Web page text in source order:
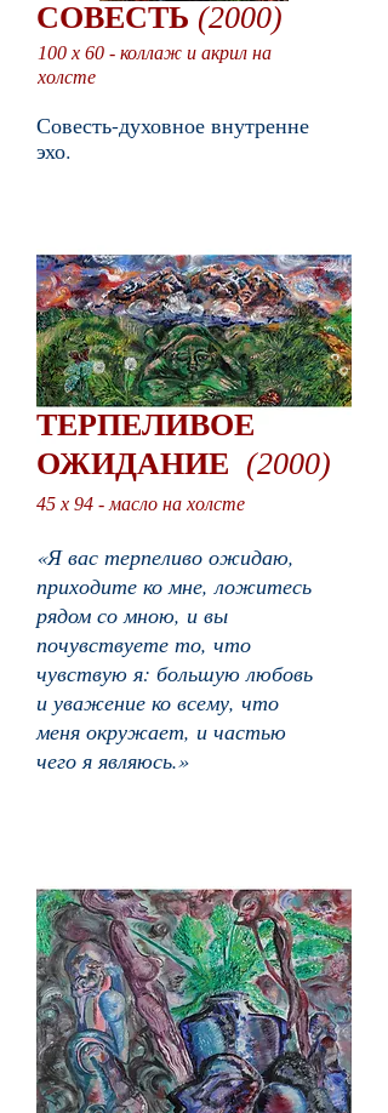
СОВЕСТЬ (2000)
100 x 60 - коллаж и акрил на
холсте
Совесть-духовное внутренне
эхо.
ТЕРПЕЛИВОЕ
ОЖИДАНИЕ (2000)
45 x 94 - масло на холсте
«Я вас терпеливо ожидаю,
приходите ко мне, ложитесь
рядом со мною, и вы
почувствуете то, что
чувствую я: большую любовь
и уважение ко всему, что
меня окружает, и частью
чего я являюсь.»